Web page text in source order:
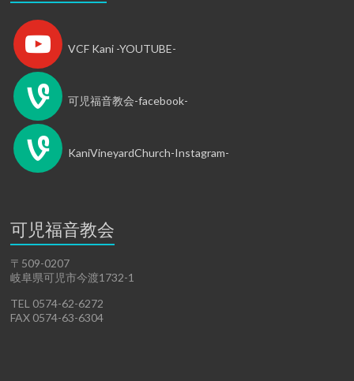
VCF Kani -YOUTUBE-
可児福音教会-facebook-
KaniVineyardChurch-Instagram-
可児福音教会
〒509-0207
岐阜県可児市今渡1732-1
TEL 0574-62-6272
FAX 0574-63-6304